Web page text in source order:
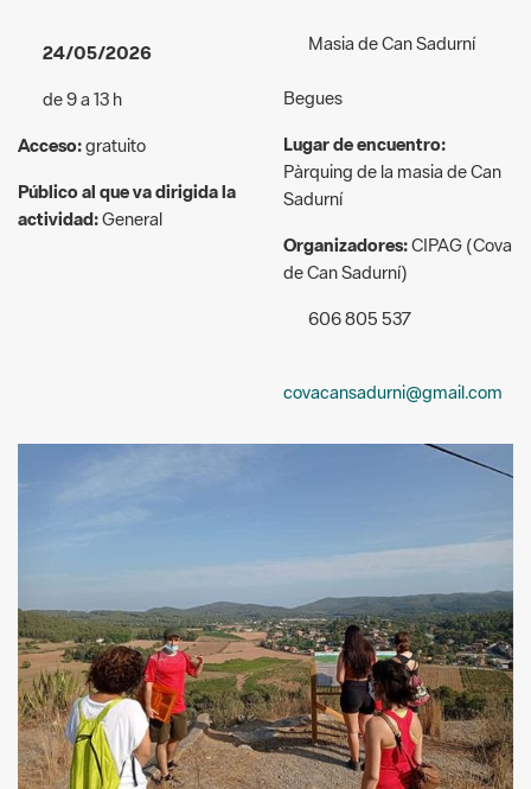
Acceso:gratuito
Público al que va dirigida la
actividad:
General
Pàrquing de la masia de Can
Sadurní
Organizadores:
CIPAG (Cova
de Can Sadurní)
606 805 537
covacansadurni@gmail.com
CIPAG
Descripció: